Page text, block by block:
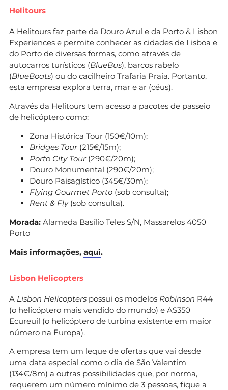
Helitours
A Helitours faz parte da Douro Azul e da Porto & Lisbon
Experiences e permite conhecer as cidades de Lisboa e
do Porto de diversas formas, como através de
autocarros turísticos (BlueBus), barcos rabelo
(BlueBoats) ou do cacilheiro Trafaria Praia. Portanto,
esta empresa explora terra, mar e ar (céus).
Através da Helitours tem acesso a pacotes de passeio
de helicóptero como:
Zona Histórica Tour (150€/10m);
Bridges Tour(215€/15m);
Porto City Tour(290€/20m);
Douro Monumental (290€/20m);
Douro Paisagístico (345€/30m);
Flying Gourmet Porto (sob consulta);
Rent & Fly(sob consulta).
Morada: Alameda Basílio Teles S/N, Massarelos 4050
Porto
Mais informações, aqui.
Lisbon Helicopters
A Lisbon Helicopters possui os modelos Robinson R44
(o helicóptero mais vendido do mundo) e AS350
Ecureuil (o helicóptero de turbina existente em maior
número na Europa).
A empresa tem um leque de ofertas que vai desde
uma data especial como o dia de São Valentim
(134€/8m) a outras possibilidades que, por norma,
requerem um número mínimo de 3 pessoas, fique a